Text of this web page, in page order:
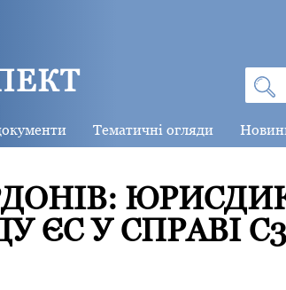
Тематичні огляди
ЄС У СПРАВІ